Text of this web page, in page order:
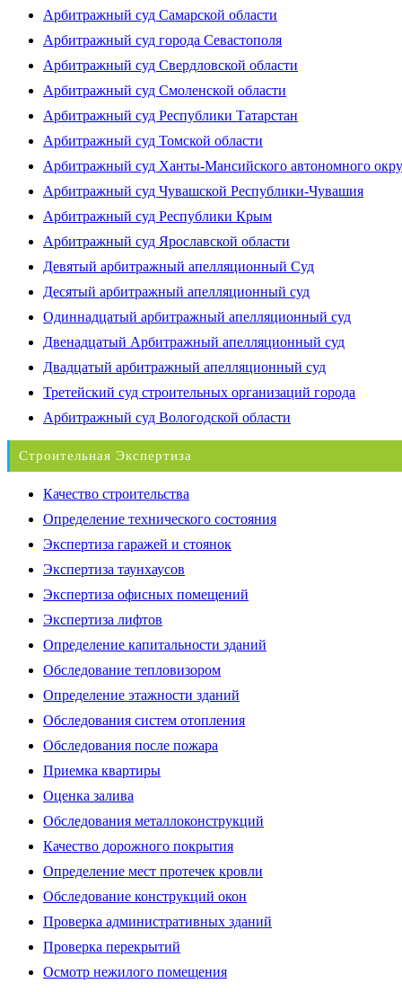
Арбитражный суд Самарской области
Арбитражный суд города Севастополя
Арбитражный суд Свердловской области
Арбитражный суд Смоленской области
Арбитражный суд Республики Татарстан
Арбитражный суд Томской области
Арбитражный суд Ханты-Мансийского автономного
Арбитражный суд Чувашской Республики-Чувашия
Арбитражный суд Республики Крым
Арбитражный суд Ярославской области
Девятый арбитражный апелляционный Суд
Десятый арбитражный апелляционный суд
Одиннадцатый арбитражный апелляционный суд
Двенадцатый Арбитражный апелляционный суд
Двадцатый арбитражный апелляционный суд
Третейский суд строительных организаций города
Арбитражный суд Вологодской области
Строительная Экспертиза
Качество строительства
Определение технического состояния
Экспертиза гаражей и стоянок
Экспертиза таунхаусов
Экспертиза офисных помещений
Экспертиза лифтов
Определение капитальности зданий
Обследование тепловизором
Определение этажности зданий
Обследования систем отопления
Обследования после пожара
Приемка квартиры
Оценка залива
Обследования металлоконструкций
Качество дорожного покрытия
Определение мест протечек кровли
Обследование конструкций окон
Проверка административных зданий
Проверка перекрытий
Осмотр нежилого помещения